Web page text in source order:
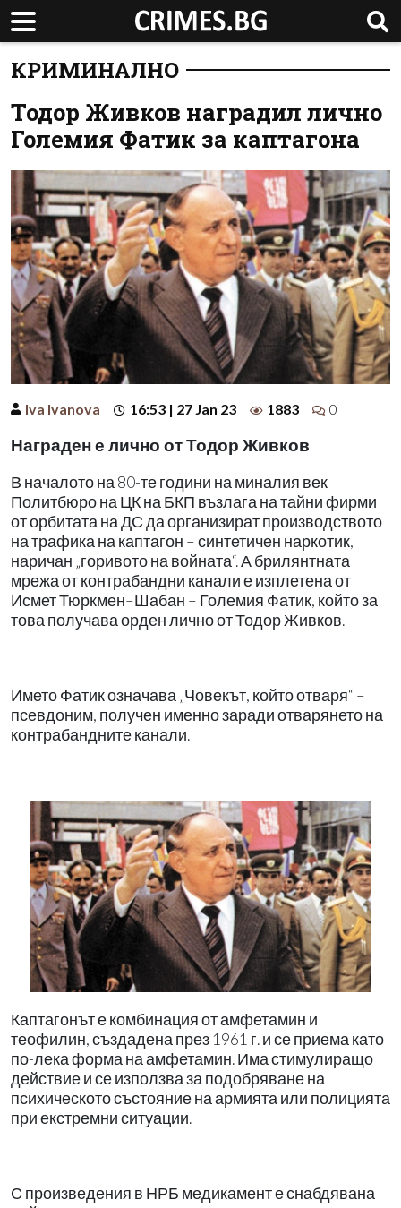
КРИМИНАЛНО
Тодор Живков наградил лично
Големия Фатик за каптагона
Iva Ivanova 16:53 | 27 Jan 23 1883 0
Награден е лично от Тодор Живков
В началото на 80-те години на миналия век
Политбюро на ЦК на БКП възлага на тайни фирми
от орбитата на ДС да организират производството
на трафика на каптагон – синтетичен наркотик,
наричан „горивото на войната“. А брилянтната
мрежа от контрабандни канали е изплетена от
Исмет Тюркмен–Шабан – Големия Фатик, който за
това получава орден лично от Тодор Живков.
Името Фатик означава „Човекът, който отваря“ –
псевдоним, получен именно заради отварянето на
контрабандните канали.
Каптагонът е комбинация от амфетамин и
теофилин, създадена през 1961 г. и се приема като
по-лека форма на амфетамин. Има стимулиращо
действие и се използва за подобряване на
психическото състояние на армията или полицията
при екстремни ситуации.
С произведения в НРБ медикамент е снабдявана